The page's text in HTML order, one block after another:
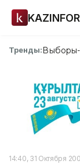
Тренды:
14:40, 31 Октября